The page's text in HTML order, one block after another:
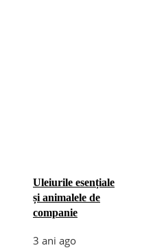
Uleiurile esențiale
și animalele de
companie
3 ani ago